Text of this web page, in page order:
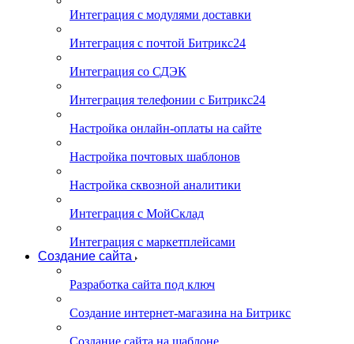
Интеграция с модулями доставки
Интеграция с почтой Битрикс24
Интеграция со СДЭК
Интеграция телефонии с Битрикс24
Настройка онлайн-оплаты на сайте
Настройка почтовых шаблонов
Настройка сквозной аналитики
Интеграция с МойСклад
Интеграция с маркетплейсами
Создание сайта
Разработка сайта под ключ
Создание интернет-магазина на Битрикс
Создание сайта на шаблоне